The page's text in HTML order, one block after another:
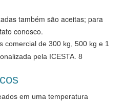
também são aceitas; para
conosco.
em uma temperatura